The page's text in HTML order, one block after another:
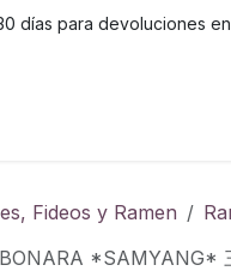
días para devoluciones
Fideos y Ramen
*SAMYANG*